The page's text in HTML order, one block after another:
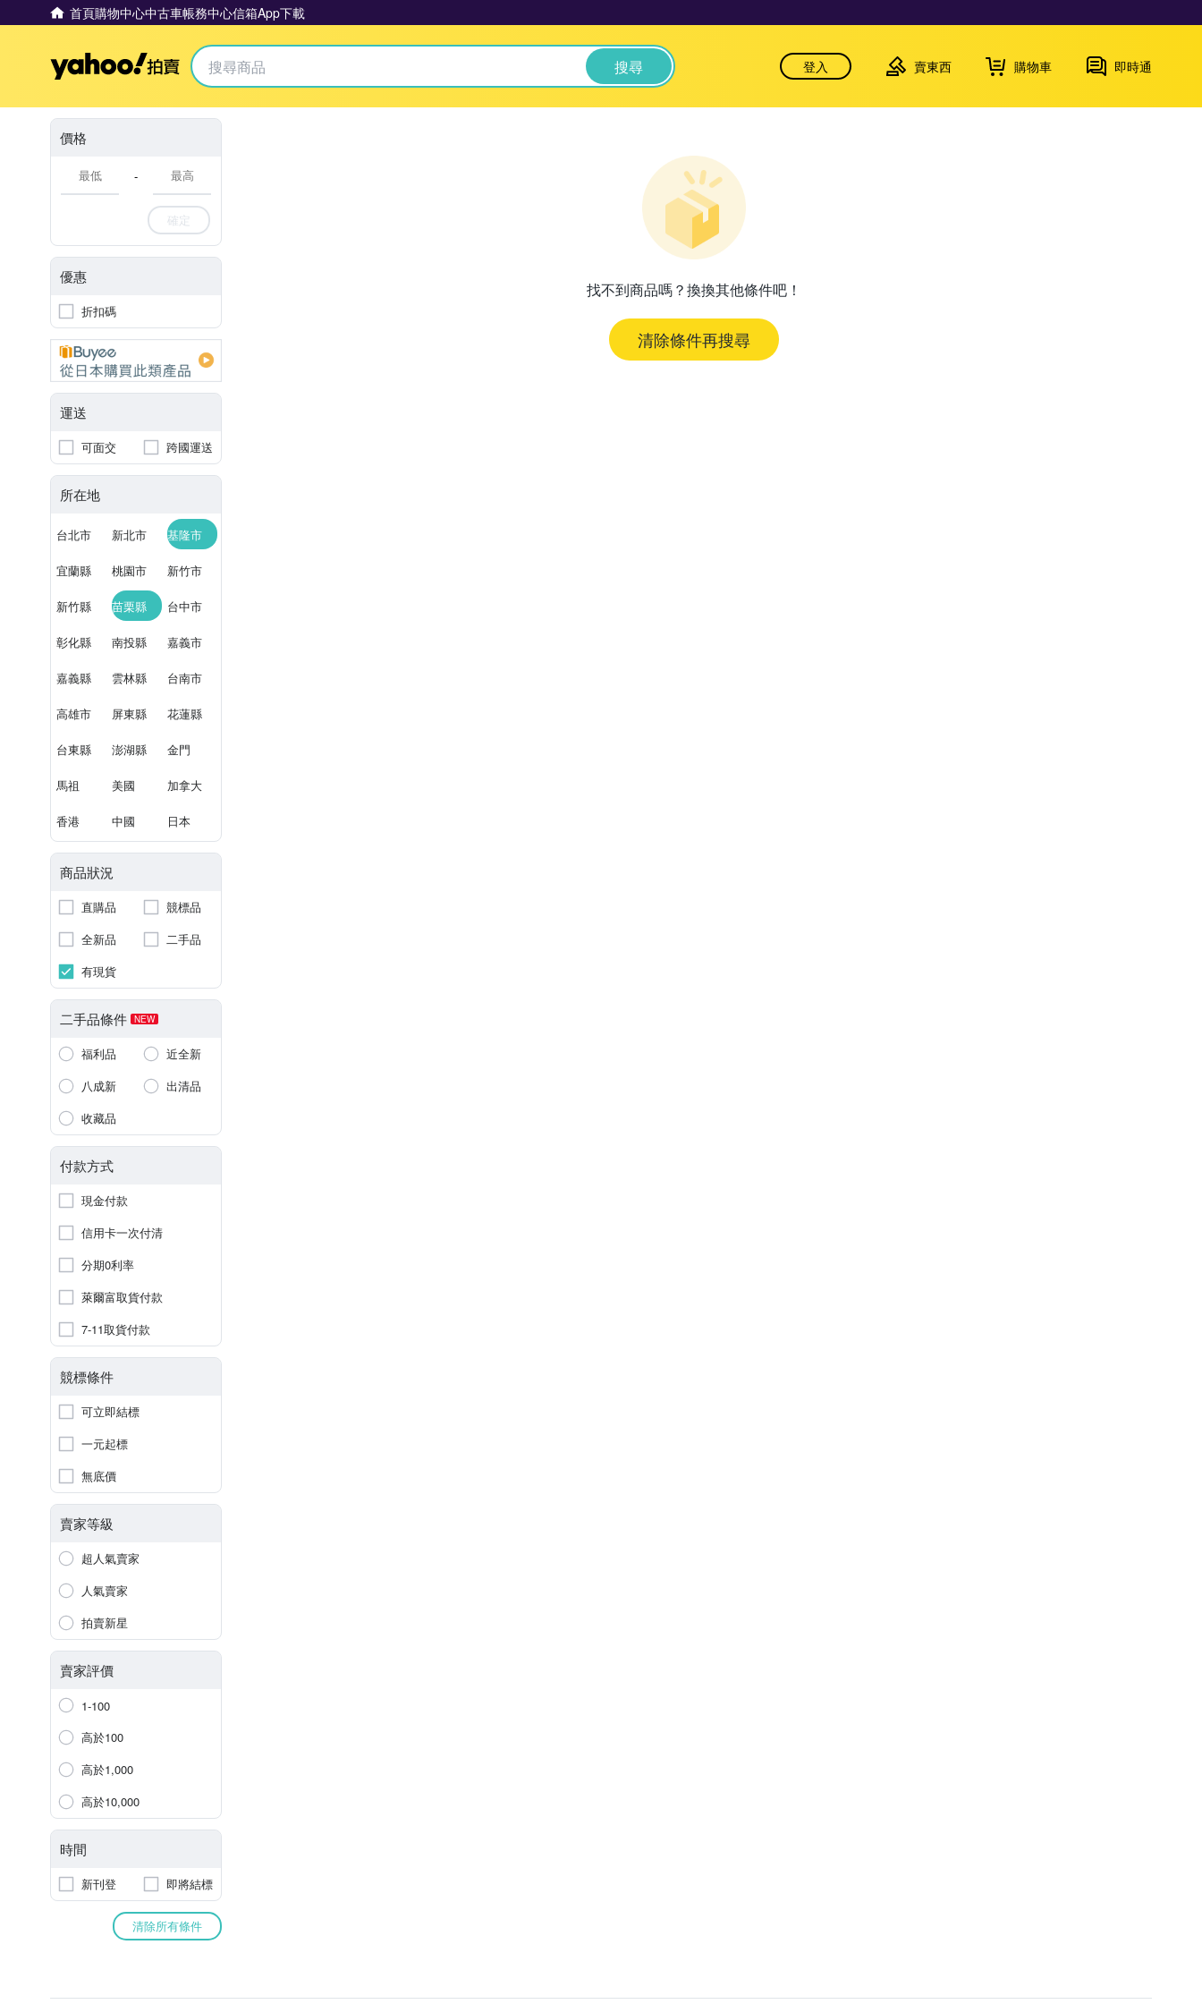
首頁購物中心中古車帳務中心信箱App下載
Yahoo拍賣 搜尋 登入 賣東西 購物車 即時通
價格
-
確定
優惠
折扣碼
運送
可面交 跨國運送
所在地
台北市 新北市 基隆市
宜蘭縣 桃園市 新竹市
新竹縣 苗栗縣 台中市
彰化縣 南投縣 嘉義市
嘉義縣 雲林縣 台南市
高雄市 屏東縣 花蓮縣
台東縣 澎湖縣 金門
馬祖 美國 加拿大
香港 中國 日本
商品狀況
直購品
競標品
全新品
二手品
有現貨
二手品條件 NEW
福利品
近全新
八成新
出清品
收藏品
付款方式
現金付款
信用卡一次付清
分期0利率
萊爾富取貨付款
7-11取貨付款
競標條件
可立即結標
一元起標
無底價
賣家等級
超人氣賣家
人氣賣家
拍賣新星
賣家評價
1-100
高於100
高於1,000
高於10,000
時間
新刊登 即將結標
清除所有條件
找不到商品嗎？換換其他條件吧！
清除條件再搜尋